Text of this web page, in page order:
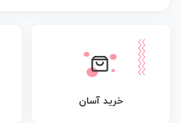
خرید آسان